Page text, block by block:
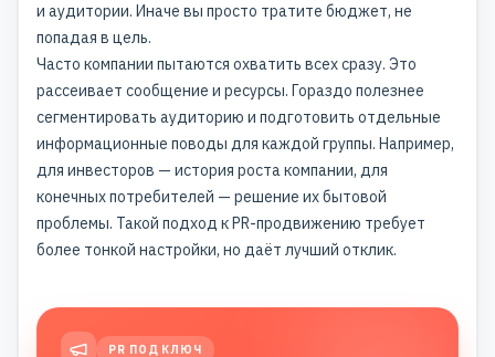
и аудитории. Иначе вы просто тратите бюджет, не
попадая в цель.
Часто компании пытаются охватить всех сразу. Это
рассеивает сообщение и ресурсы. Гораздо полезнее
сегментировать аудиторию и подготовить отдельные
информационные поводы для каждой группы. Например,
для инвесторов — история роста компании, для
конечных потребителей — решение их бытовой
проблемы. Такой подход к PR-продвижению требует
более тонкой настройки, но даёт лучший отклик.
PR ПОД КЛЮЧ